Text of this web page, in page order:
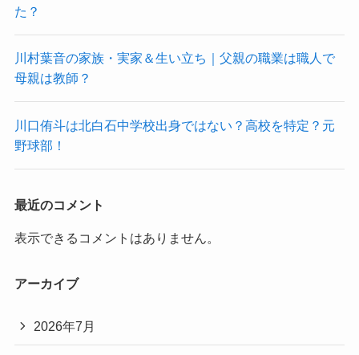
た？
川村葉音の家族・実家＆生い立ち｜父親の職業は職人で
母親は教師？
川口侑斗は北白石中学校出身ではない？高校を特定？元
野球部！
最近のコメント
表示できるコメントはありません。
アーカイブ
2026年7月